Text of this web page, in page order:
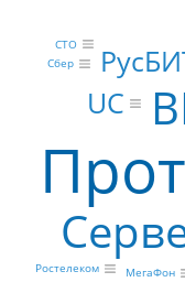
UC
Ростелеком МегаФон
Сбер
CTO